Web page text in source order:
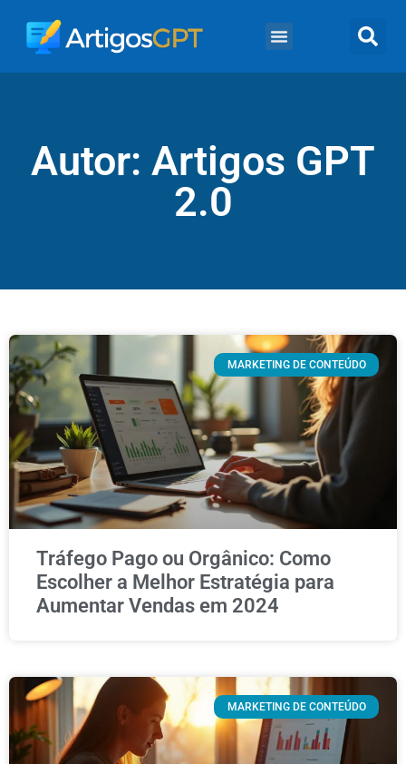
Autor: Artigos GPT
2.0
MARKETING DE CONTEÚDO
Tráfego Pago ou Orgânico: Como
Escolher a Melhor Estratégia para
Aumentar Vendas em 2024
MARKETING DE CONTEÚDO